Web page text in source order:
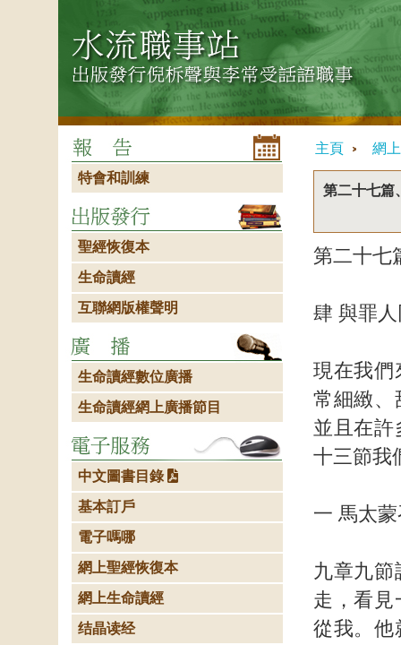
主頁 網
第二十七篇
第二十
肆 與罪
現在我們
常細緻、
並且在許
十三節我
一 馬太
九章九
走，看見
從我。他
特會和訓練
聖經恢復本
生命讀經
互聯網版權聲明
生命讀經數位廣播
生命讀經網上廣播節目
中文圖書目錄
基本訂戶
電子嗎哪
網上聖經恢復本
網上生命讀經
结晶读经